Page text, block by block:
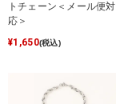
トチェーン＜メール便対
応＞
¥1,650(税込)